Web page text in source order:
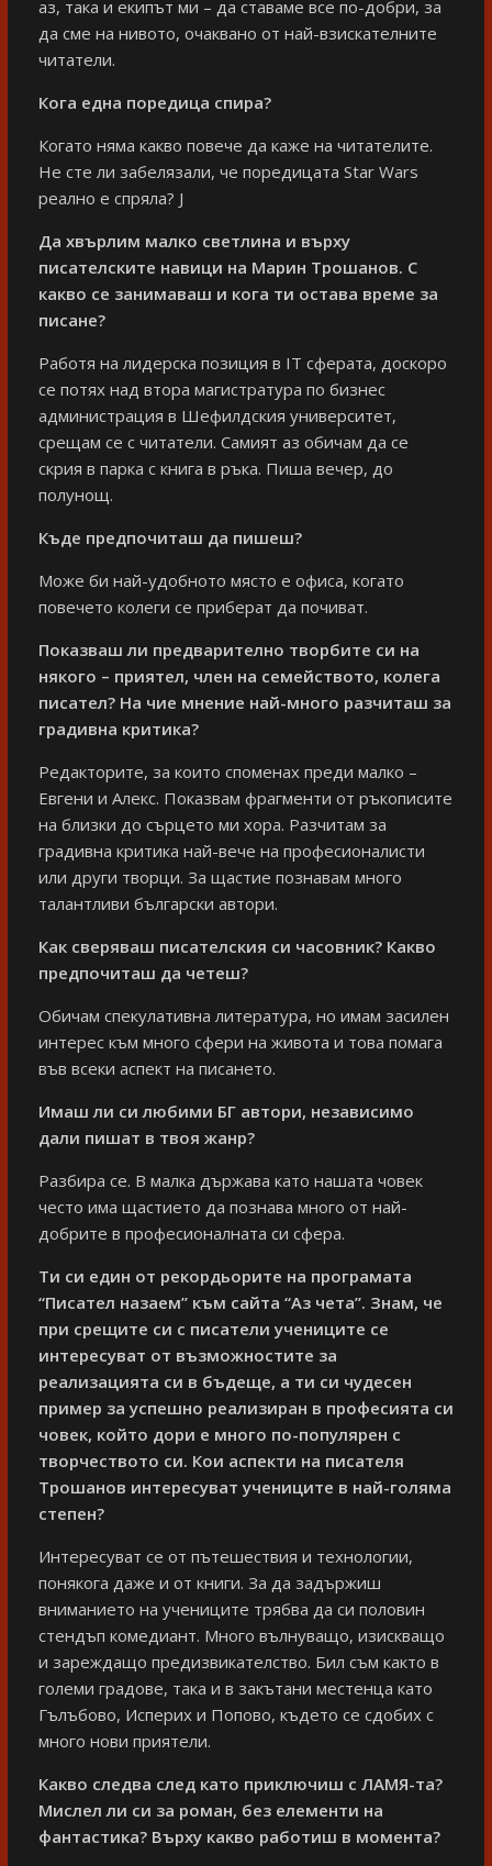
аз, така и екипът ми – да ставаме все по-добри, за
да сме на нивото, очаквано от най-взискателните
читатели.
Кога една поредица спира?
Когато няма какво повече да каже на читателите.
Не сте ли забелязали, че поредицата Star Wars
реално е спряла? J
Да хвърлим малко светлина и върху
писателските навици на Марин Трошанов. С
какво се занимаваш и кога ти остава време за
писане?
Работя на лидерска позиция в IT сферата, доскоро
се потях над втора магистратура по бизнес
администрация в Шефилдския университет,
срещам се с читатели. Самият аз обичам да се
скрия в парка с книга в ръка. Пиша вечер, до
полунощ.
Къде предпочиташ да пишеш?
Може би най-удобното място е офиса, когато
повечето колеги се приберат да почиват.
Показваш ли предварително творбите си на
някого – приятел, член на семейството, колега
писател? На чие мнение най-много разчиташ за
градивна критика?
Редакторите, за които споменах преди малко –
Евгени и Алекс. Показвам фрагменти от ръкописите
на близки до сърцето ми хора. Разчитам за
градивна критика най-вече на професионалисти
или други творци. За щастие познавам много
талантливи български автори.
Как сверяваш писателския си часовник? Какво
предпочиташ да четеш?
Обичам спекулативна литература, но имам засилен
интерес към много сфери на живота и това помага
във всеки аспект на писането.
Имаш ли си любими БГ автори, независимо
дали пишат в твоя жанр?
Разбира се. В малка държава като нашата човек
често има щастието да познава много от най-
добрите в професионалната си сфера.
Ти си един от рекордьорите на програмата
“Писател назаем” към сайта “Аз чета”. Знам, че
при срещите си с писатели учениците се
интересуват от възможностите за
реализацията си в бъдеще, а ти си чудесен
пример за успешно реализиран в професията си
човек, който дори е много по-популярен с
творчеството си. Кои аспекти на писателя
Трошанов интересуват учениците в най-голяма
степен?
Интересуват се от пътешествия и технологии,
понякога даже и от книги. За да задържиш
вниманието на учениците трябва да си половин
стендъп комедиант. Много вълнуващо, изискващо
и зареждащо предизвикателство. Бил съм както в
големи градове, така и в закътани местенца като
Гълъбово, Исперих и Попово, където се сдобих с
много нови приятели.
Какво следва след като приключиш с ЛАМЯ-та?
Мислел ли си за роман, без елементи на
фантастика? Върху какво работиш в момента?